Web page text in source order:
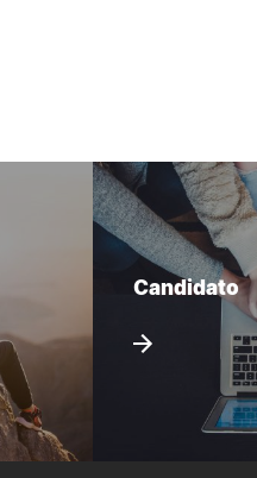
Candidato